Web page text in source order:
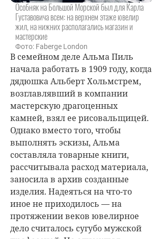
Особняк на Большой Морской был для Карла
Густавовича всем: на верхнем этаже ювелир
жил, на нижних располагались магазин и
мастерские
Фото: Faberge London
В семейном деле Альма Пиль
начала работать в 1909 году, когда
дядюшка Альберт Хольмстрем,
возглавлявший в компании
мастерскую драгоценных
камней, взял ее рисовальщицей.
Однако вместо того, чтобы
выполнять эскизы, Альма
составляла товарные книги,
рассчитывала расход материала,
заносила в архив созданные
изделия. Надеяться на что-то
иное не приходилось — на
протяжении веков ювелирное
дело считалось сугубо мужской